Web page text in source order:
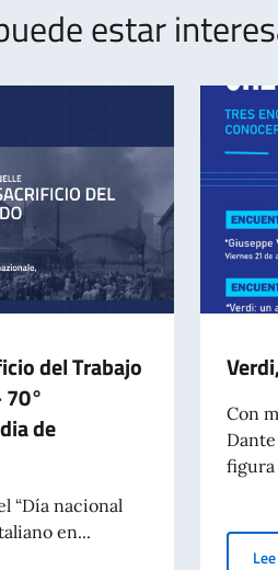
estar
del Trabajo
de
“Día nacional
en...
Con
figura
Lee